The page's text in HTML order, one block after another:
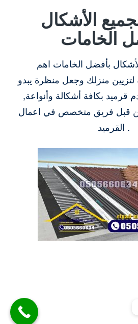
الأشكال
الخامات
بأفضل الخامات اهم
لتزيين منزلك وجعل منظرة يبدو
قرميد بكافة أشكالة وأنواعة,
من قبل فريق متخصص في اعمال
القرميد .